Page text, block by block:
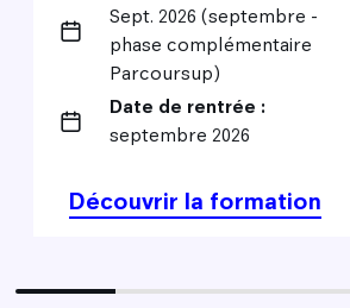
Sept. 2026 (septembre -
phase complémentaire
Parcoursup)
Date de rentrée :
septembre 2026
Découvrir la formation
20% completed